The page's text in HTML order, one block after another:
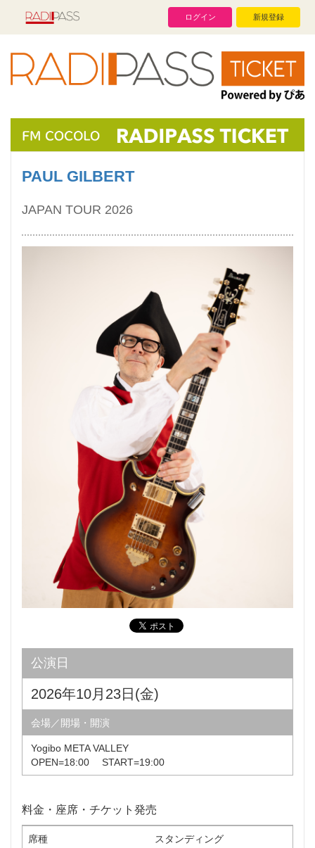
ログイン 新規登録
PAUL GILBERT
JAPAN TOUR 2026
公演日
2026年10月23日(金)
会場／開場・開演
Yogibo META VALLEY
OPEN=18:00 START=19:00
料金・座席・チケット発売
席種 スタンディング